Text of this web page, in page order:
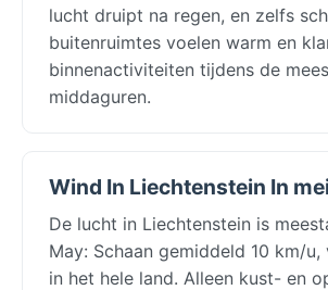
lucht druipt na regen, en zelfs
buitenruimtes voelen warm en
binnenactiviteiten tijdens de
middaguren.
Wind In Liechtenstein In mei
De lucht in Liechtenstein is
May: Schaan gemiddeld 10 km/
in het hele land. Alleen kust- en